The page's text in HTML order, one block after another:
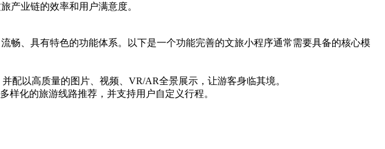
产业链的效率和用户满意度。
畅、具有特色的功能体系。以下是一个功能完善的文旅小程序通常需要具备的核心模
配以高质量的图片、视频、VR/AR全景展示，让游客身临其境。
化的旅游线路推荐，并支持用户自定义行程。